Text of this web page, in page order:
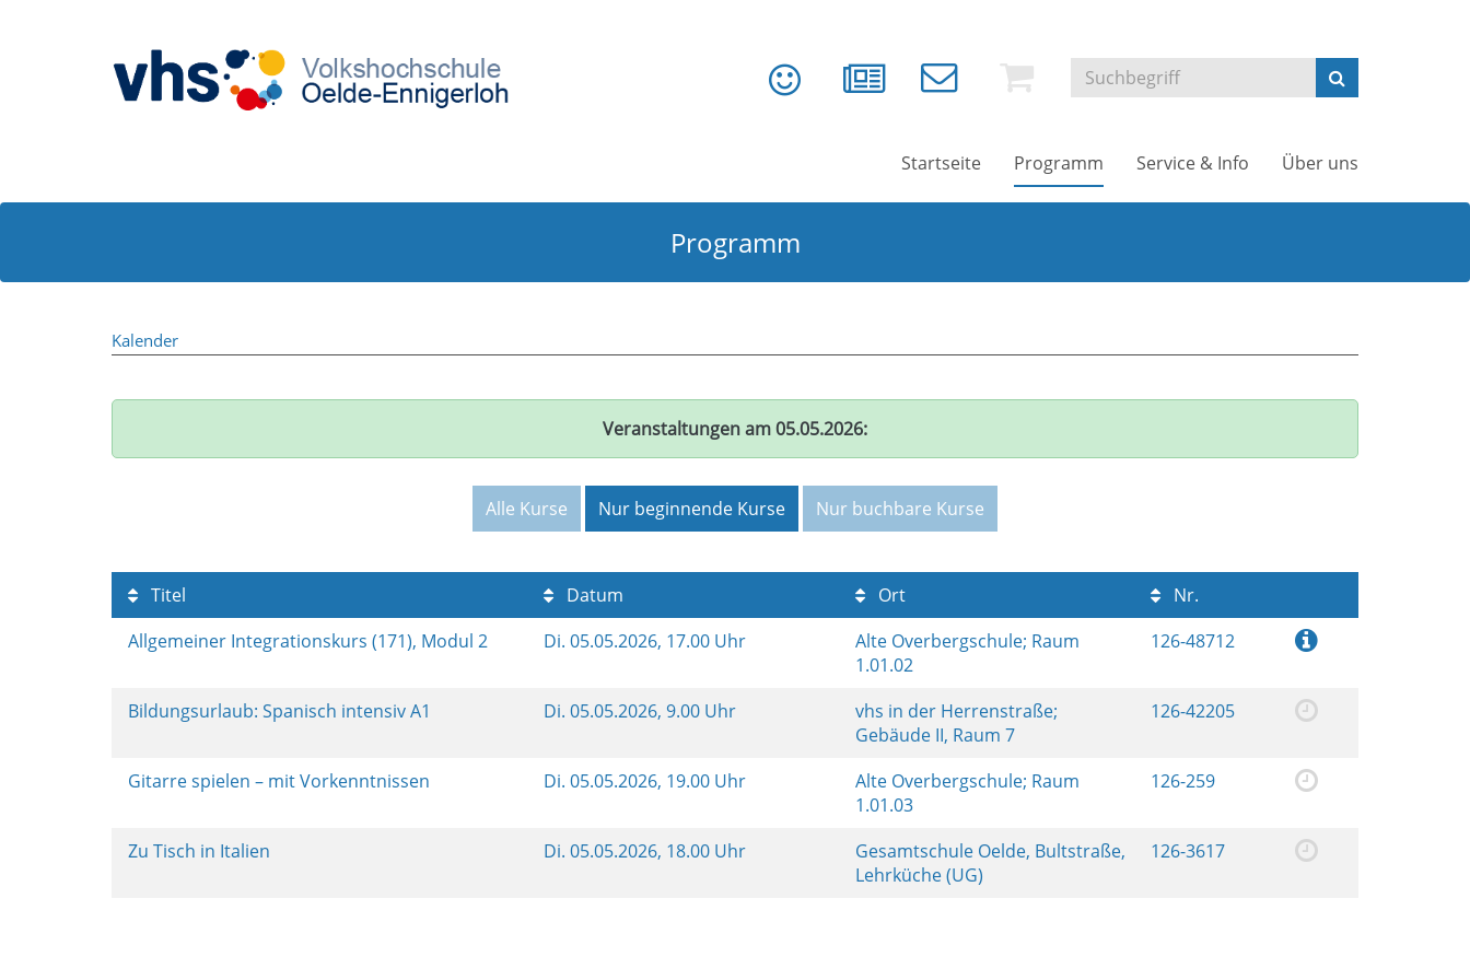
Startseite Programm Service & Info Über uns
Programm
Kalender
Veranstaltungen am 05.05.2026:
Alle Kurse Nur beginnende Kurse Nur buchbare Kurse
Titel Datum Ort
Nr.
Allgemeiner Integrationskurs (171), Modul 2
Di. 05.05.2026, 17.00 Uhr
Alte Overbergschule; Raum
1.01.02
126-48712
Bildungsurlaub: Spanisch intensiv A1 Di. 05.05.2026, 9.00 Uhr
vhs in der Herrenstraße;
Gebäude II, Raum 7
126-42205
Gitarre spielen – mit Vorkenntnissen Di. 05.05.2026, 19.00 Uhr
Alte Overbergschule; Raum
1.01.03
126-259
Zu Tisch in Italien Di. 05.05.2026, 18.00 Uhr
Gesamtschule Oelde, Bultstraße,
Lehrküche (UG)
126-3617